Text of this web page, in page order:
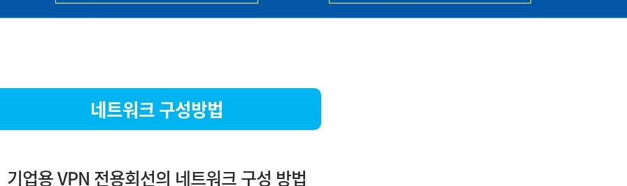
네트워크 구성방법
기업용 VPN 전용회선의 네트워크 구성 방법